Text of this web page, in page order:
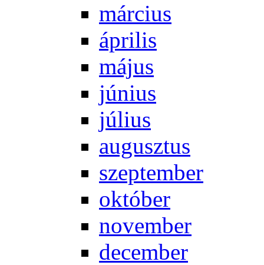
már­ci­us
áp­ri­lis
má­jus
jú­ni­us
jú­li­us
au­gusz­tus
szep­tem­ber
ok­tó­ber
no­vem­ber
de­cem­ber